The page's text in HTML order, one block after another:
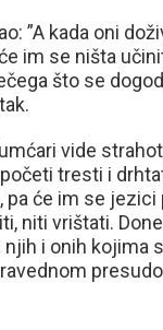
”A kada oni
im se ništa
što se
vide
tresti i
će im se
niti vrištati.
i onih kojima